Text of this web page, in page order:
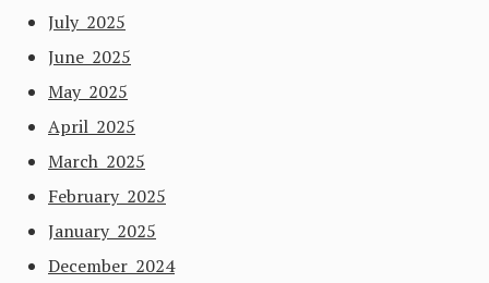
July 2025
June 2025
May 2025
April 2025
March 2025
February 2025
January 2025
December 2024